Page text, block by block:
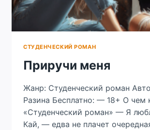
СТУДЕНЧЕСКИЙ РОМАН
Приручи меня
Жанр: Студенческий роман
Разина Бесплатно: — 18+ О чем
«Студенческий роман» — Я
Кай, — едва не плачет